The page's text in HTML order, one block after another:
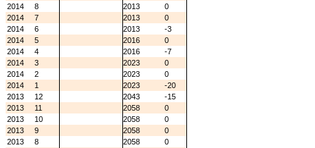
2014
8 2013
0
2014
7 2013
0
2014
6 2013
-3
2014
5 2016
0
2014
4 2016
-7
2014
3 2023
0
2014
2 2023
0
2014
1 2023
-20
2013
12 2043
-15
2013
11 2058
0
2013
10 2058
0
2013
9 2058
0
2013
8 2058
0